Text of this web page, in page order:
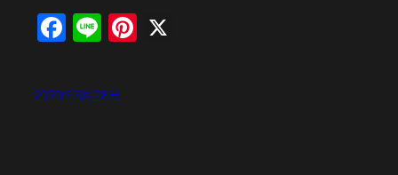
Facebook
LinePinterest
2020年5月28日